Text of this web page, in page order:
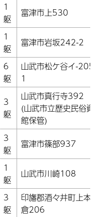
1
躯
富津市上530
1
躯
富津市岩坂242-2
6
躯
山武市松ケ谷イ-
1
3
躯
山武市真行寺392
(山武市立歴史民俗資
館保管)
3
躯
富津市篠部937
1
躯
山武市川崎108
3
躯
印旛郡酒々井町上本佐
倉206